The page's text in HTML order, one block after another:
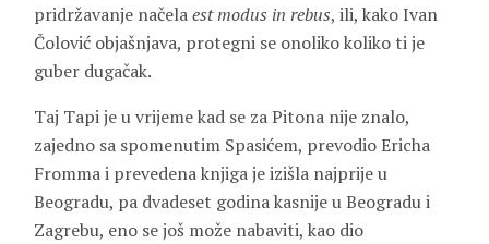
pridržavanje načelaest modus in rebus, ili, kako Ivan
Čolović objašnjava, protegni se onoliko koliko ti je
guber dugačak.
Taj Tapi je u vrijeme kad se za Pitona nije znalo,
zajedno sa spomenutim Spasićem, prevodioEricha
Frommai prevedena knjiga je izišla najprije u
Beogradu, pa dvadeset godina kasnije u Beogradu i
Zagrebu, eno se još može nabaviti, kao dio